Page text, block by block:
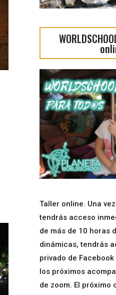
Taller online. Una
tendrás acceso
de más de 10 horas
dinámicas, tendrás
privado de
los próximos
de zoom. El próximo